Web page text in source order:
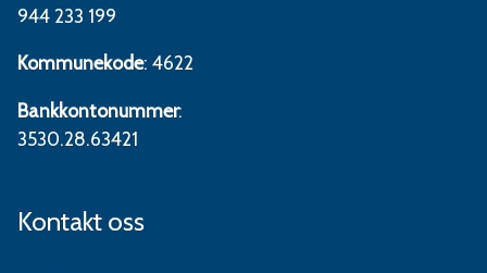
944 233 199
Kommunekode: 4622
Bankkontonummer:
3530.28.63421
Kontakt oss